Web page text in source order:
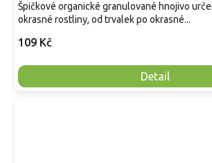
109 Kč
Detail
Špičkové organické granulované hnojivo
okrasné rostliny, od trvalek po okrasné...